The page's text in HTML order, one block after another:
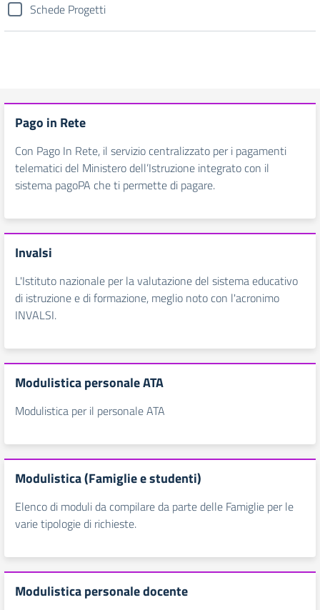
Schede Progetti
Pago in Rete
Con Pago In Rete, il servizio centralizzato per i pagamenti
telematici del Ministero dell’Istruzione integrato con il
sistema pagoPA che ti permette di pagare.
Invalsi
L'Istituto nazionale per la valutazione del sistema educativo
di istruzione e di formazione, meglio noto con l'acronimo
INVALSI.
Modulistica personale ATA
Modulistica per il personale ATA
Modulistica (Famiglie e studenti)
Elenco di moduli da compilare da parte delle Famiglie per le
varie tipologie di richieste.
Modulistica personale docente